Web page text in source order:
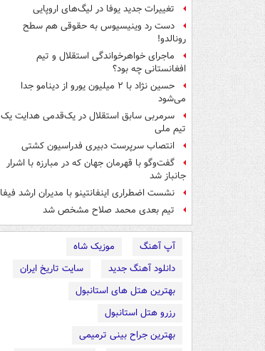
تغییرات جدید یوفا در لیگ‌های اروپایی
دست رد وینیسیوس به حقوقی هم سطح
رونالدو!
ماجرای خواهرخواندگی استقلال و تیم
افغانستانی چه بود؟
حسین نژاد با ۲ میلیون یورو از دینامو جدا
می‌شود
سرمربی سابق استقلال در یک‌قدمی هدایت یک
تیم ملی
انتصاب سرپرست دبیری فدراسیون کشتی
گفت‌وگو با قهرمان جهان که در مبارزه با اشرار
جانباز شد
نشست اضطراری اینفانتینو با مدیران ارشد فیفا
تیم بعدی محمد صلاح مشخص شد
آپ آهنگ
موزیک شاه
دانلود آهنگ جدید
سایت تاریخ ایران
بهترین هتل های استانبول
رزرو هتل استانبول
بهترین جراح بینی ترمیمی